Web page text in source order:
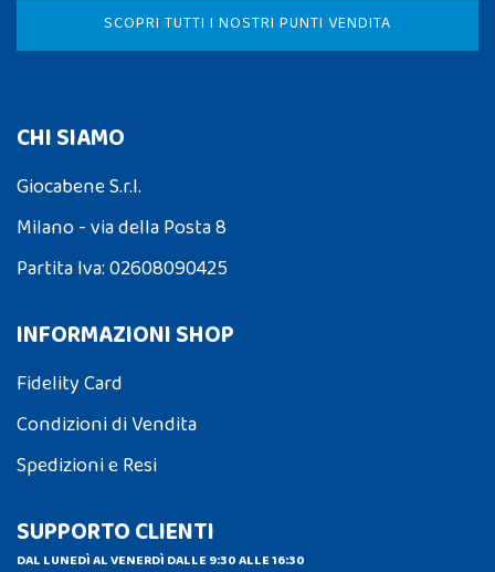
SCOPRI TUTTI I NOSTRI PUNTI VENDITA
CHI SIAMO
Giocabene S.r.l.
Milano - via della Posta 8
Partita Iva: 02608090425
INFORMAZIONI SHOP
Fidelity Card
Condizioni di Vendita
Spedizioni e Resi
SUPPORTO CLIENTI
DAL LUNEDÌ AL VENERDÌ DALLE 9:30 ALLE 16:30